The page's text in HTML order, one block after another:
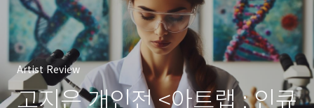
Artist Review
고지은 개인전 <아트랩 : 인큐